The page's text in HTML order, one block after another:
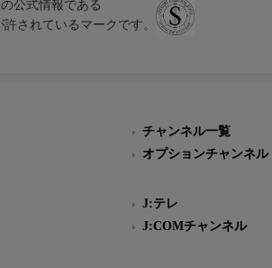
公式情報である
されているマークです。
チャンネル一覧
オプションチャンネル
J:テレ
J:COMチャンネル